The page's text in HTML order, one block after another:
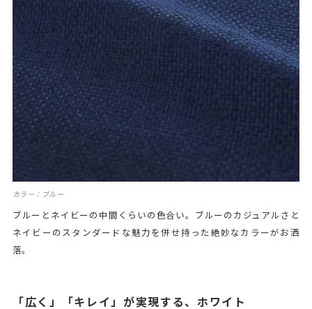
カラー：ブルー
ブルーとネイビーの中間くらいの色合い。ブルーのカジュアルさと
ネイビーのスタンダードな魅力を併せ持った絶妙なカラーがお洒
落。
「広く」「キレイ」が実現する、ホワイト